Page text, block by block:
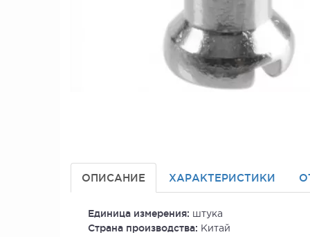
ОПИСАНИЕ ХАРАКТЕРИСТИКИ
Единица измерения: штука
Страна производства: Китай